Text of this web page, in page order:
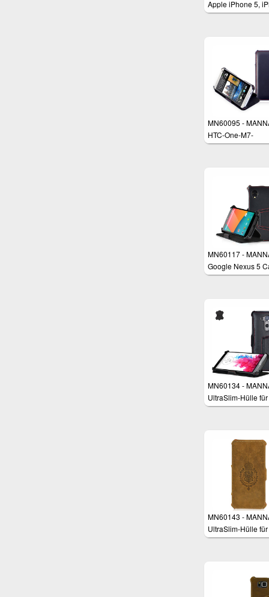
Apple iPhone 5,
5s Schutzhülle
MN60095 -
HTC-One-M7-
Schutzhülle
MN60117 -
Google Nexus 5
Schutzhülle
MN60134 -
UltraSlim-Hülle
LG G3
MN60143 -
UltraSlim-Hülle
iPhone 6 Plus